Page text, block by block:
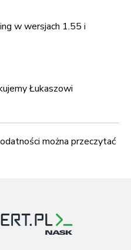
w wersjach 1.55 i
Łukaszowi
można przeczytać